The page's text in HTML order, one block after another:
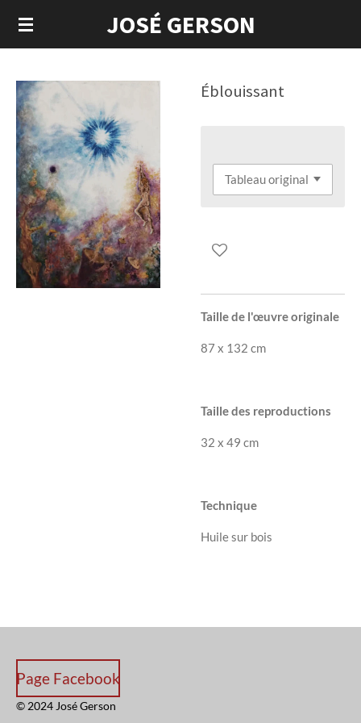
Passer
au
JOSÉ GERSON
Éblouissant
Taille de l'œuvre originale
87 x 132 cm
Taille des reproductions
32 x 49 cm
Technique
Huile sur bois
Page Facebook
© 2024 José Gerson